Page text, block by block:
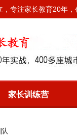
专注家长教育20年
家长训练营